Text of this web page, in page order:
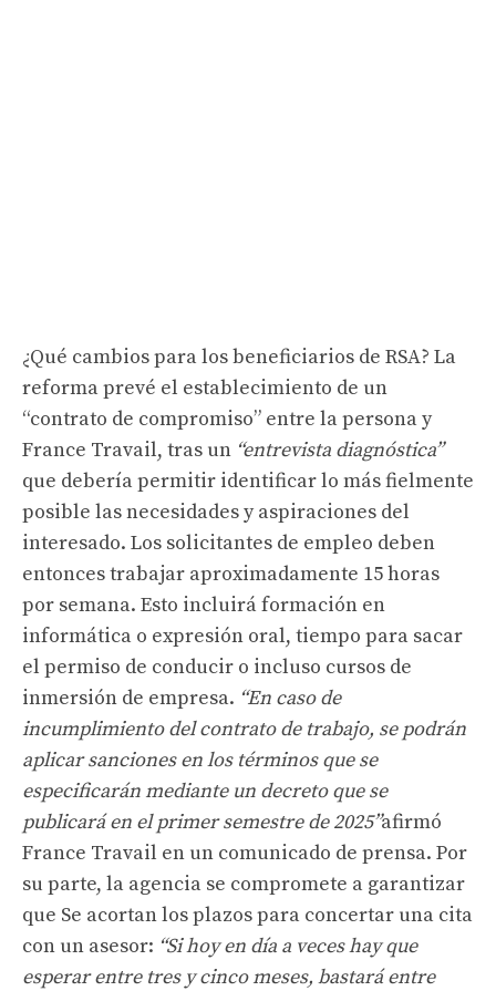
¿Qué cambios para los beneficiarios de RSA? La
reforma prevé el establecimiento de un
“contrato de compromiso” entre la persona y
France Travail, tras un “entrevista diagnóstica”
que debería permitir identificar lo más fielmente
posible las necesidades y aspiraciones del
interesado. Los solicitantes de empleo deben
entonces trabajar aproximadamente 15 horas
por semana. Esto incluirá formación en
informática o expresión oral, tiempo para sacar
el permiso de conducir o incluso cursos de
inmersión de empresa. “En caso de
incumplimiento del contrato de trabajo, se podrán
aplicar sanciones en los términos que se
especificarán mediante un decreto que se
publicará en el primer semestre de 2025”afirmó
France Travail en un comunicado de prensa. Por
su parte, la agencia se compromete a garantizar
que Se acortan los plazos para concertar una cita
con un asesor: “Si hoy en día a veces hay que
esperar entre tres y cinco meses, bastará entre